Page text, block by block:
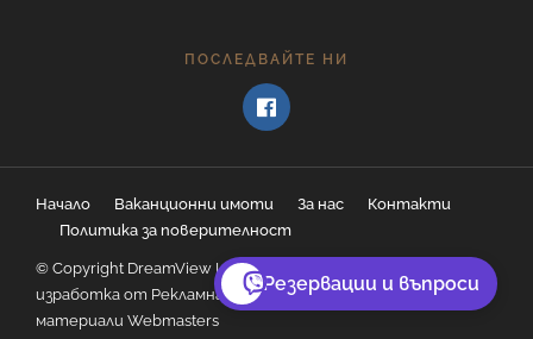
ПОСЛЕДВАЙТЕ НИ
Начало Ваканционни имоти За нас
Контакти
Политика за поверителност
© Copyright DreamView Lozenets - уебсайт дизайн и
изработка от Рекламна агенция София Рекламни
материали Webmasters
Резервации и въпроси